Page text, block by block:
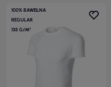
100% BAWEŁNA
REGULAR
135 G/M²